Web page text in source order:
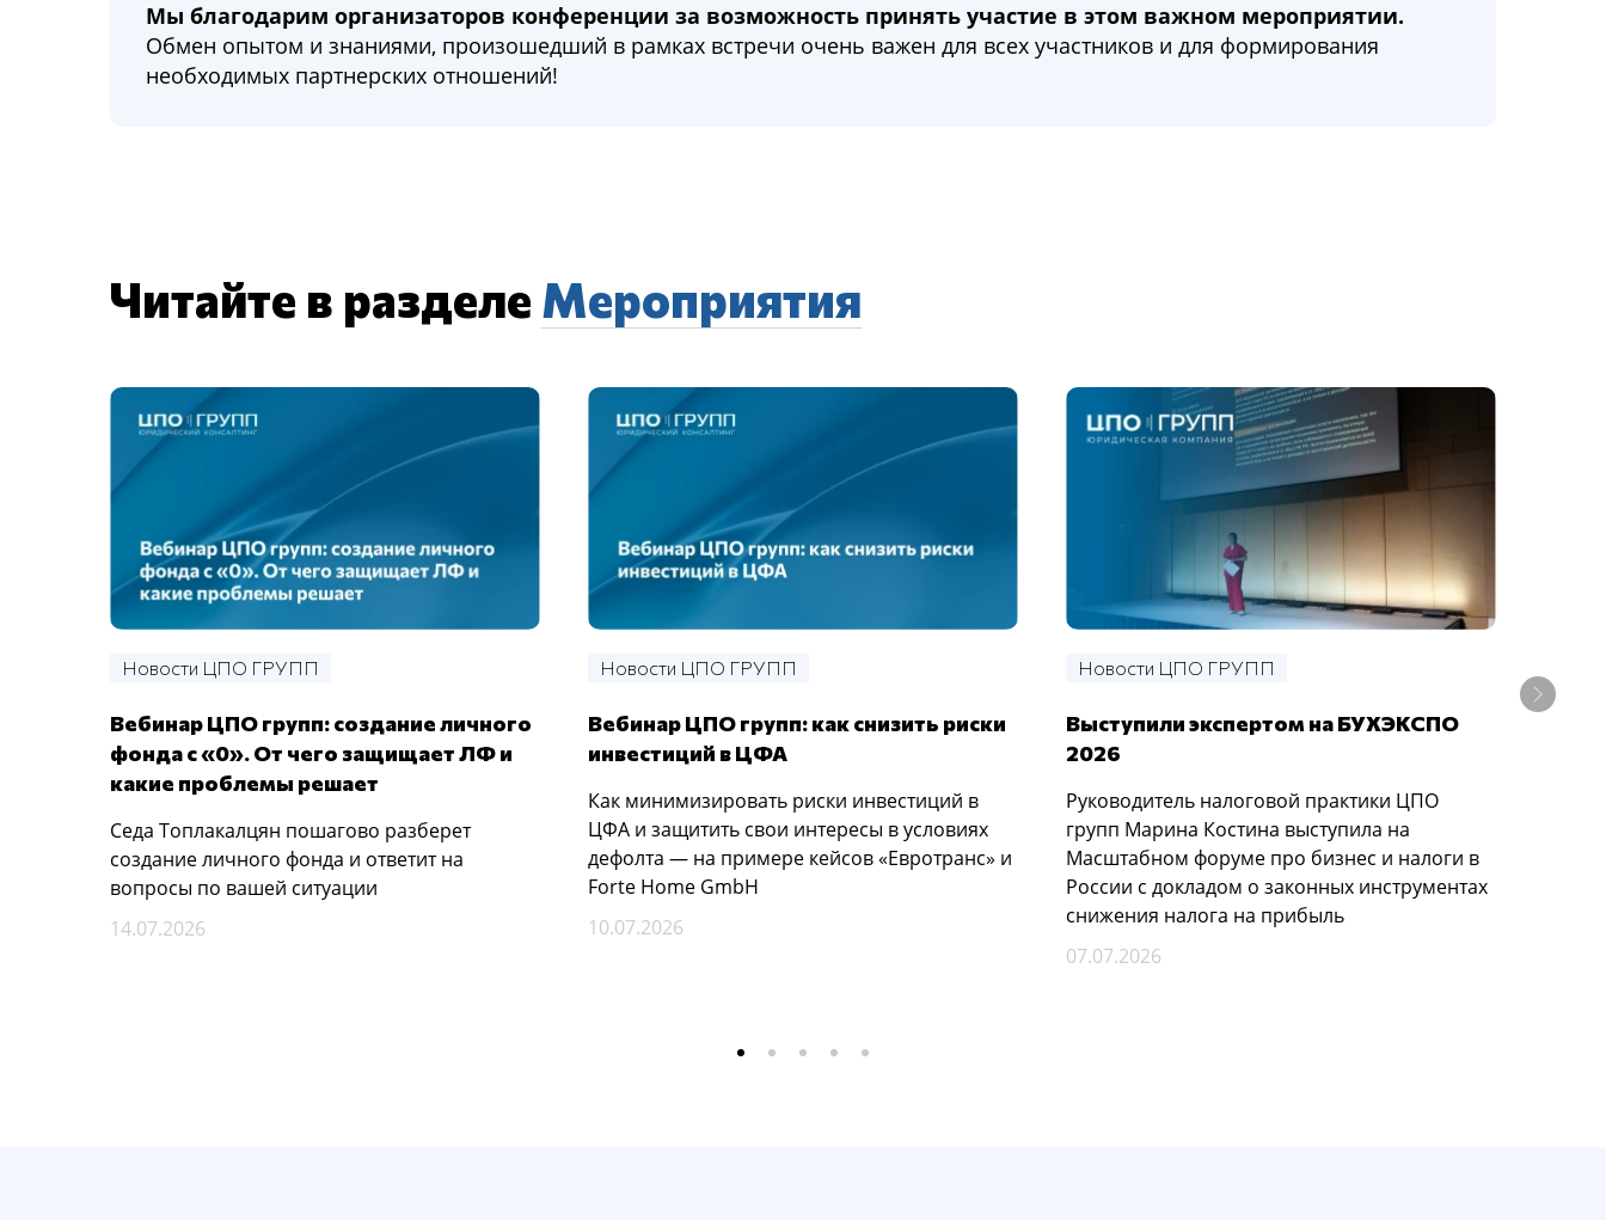
Мы благодарим организаторов конференции за возможность принять участие в этом важном мероприятии.
Обмен опытом и знаниями, произошедший в рамках встречи очень важен для всех участников и для формирования
необходимых партнерских отношений!
Читайте в разделе Мероприятия
Новости ЦПО ГРУПП
Вебинар ЦПО групп: создание личного
фонда с «0». От чего защищает ЛФ и
какие проблемы решает
Седа Топлакалцян пошагово разберет
создание личного фонда и ответит на
вопросы по вашей ситуации
14.07.2026
Новости ЦПО ГРУПП
Вебинар ЦПО групп: как снизить риски
инвестиций в ЦФА
Как минимизировать риски инвестиций в
ЦФА и защитить свои интересы в условиях
дефолта — на примере кейсов «Евротранс» и
Forte Home GmbH
10.07.2026
Новости ЦПО ГРУПП
Выступили экспертом на БУХЭКСПО
2026
Руководитель налоговой практики ЦПО
групп Марина Костина выступила на
Масштабном форуме про бизнес и налоги в
России с докладом о законных инструментах
снижения налога на прибыль
07.07.2026